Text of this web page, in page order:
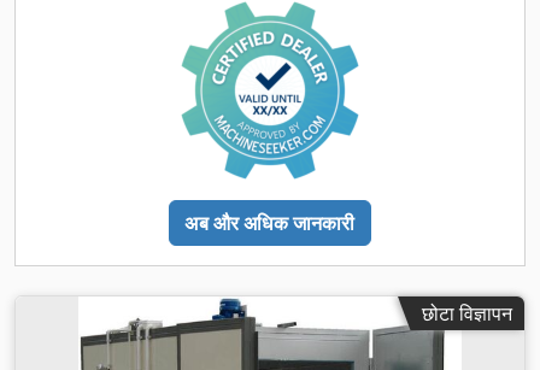
अब और अधिक जानकारी
छोटा विज्ञापन